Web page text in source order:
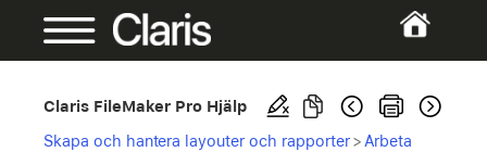
Claris FileMaker Pro Hjälp
Skapa och hantera layouter och rapporter > Arbeta